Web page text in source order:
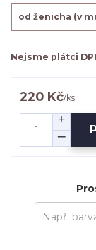
Nejsme plátci
220 Kč/ks